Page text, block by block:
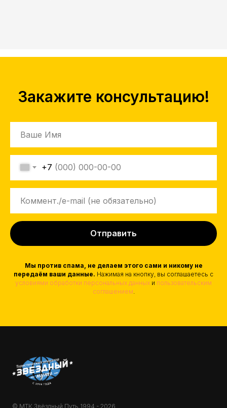
Закажите консультацию!
+7
Отправить
Мы против спама, не делаем этого сами и никому не
передаём ваши данные. Нажимая на кнопку, вы соглашаетесь с
условиями обработки персональных данных и пользовательским
соглашением.
© МТК Звёздный Путь 1994 - 2026